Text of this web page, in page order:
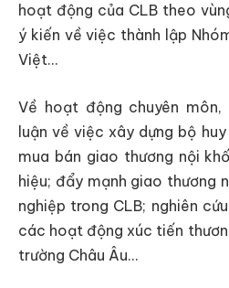
hoạt động của CLB theo
ý kiến về việc thành lập
Việt…
Về hoạt động chuyên
luận về việc xây dựng bộ
mua bán giao thương nội
hiệu; đẩy mạnh giao thương
nghiệp trong CLB; nghiên
các hoạt động xúc tiến
trường Châu Âu…